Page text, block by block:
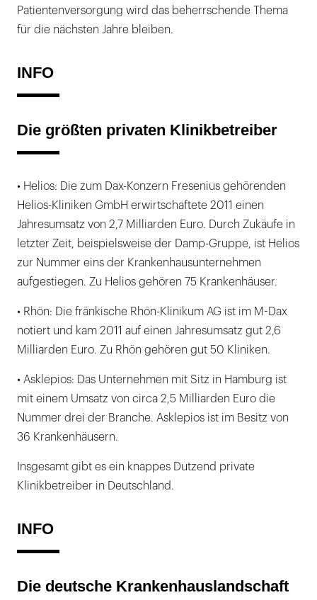
Patientenversorgung wird das beherrschende Thema
für die nächsten Jahre bleiben.
INFO
Die größten privaten Klinikbetreiber
• Helios: Die zum Dax-Konzern Fresenius gehörenden
Helios-Kliniken GmbH erwirtschaftete 2011 einen
Jahresumsatz von 2,7 Milliarden Euro. Durch Zukäufe in
letzter Zeit, beispielsweise der Damp-Gruppe, ist Helios
zur Nummer eins der Krankenhausunternehmen
aufgestiegen. Zu Helios gehören 75 Krankenhäuser.
• Rhön: Die fränkische Rhön-Klinikum AG ist im M-Dax
notiert und kam 2011 auf einen Jahresumsatz gut 2,6
Milliarden Euro. Zu Rhön gehören gut 50 Kliniken.
• Asklepios: Das Unternehmen mit Sitz in Hamburg ist
mit einem Umsatz von circa 2,5 Milliarden Euro die
Nummer drei der Branche. Asklepios ist im Besitz von
36 Krankenhäusern.
Insgesamt gibt es ein knappes Dutzend private
Klinikbetreiber in Deutschland.
INFO
Die deutsche Krankenhauslandschaft